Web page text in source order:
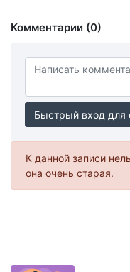
Комментарии (0)
Быстрый вход для
К данной записи
она очень старая.